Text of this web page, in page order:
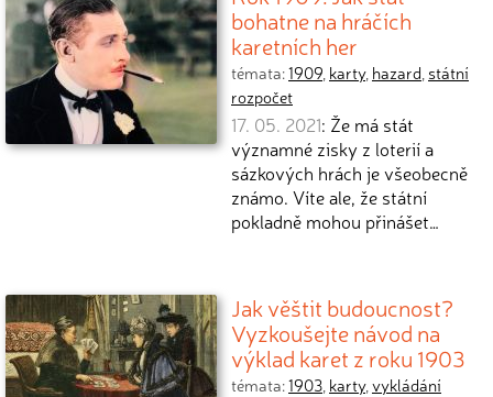
bohatne na hráčích
karetních her
témata:1909, karty, hazard, státní
rozpočet
17. 05. 2021: Že má stát
významné zisky z loterií a
sázkových hrách je všeobecně
známo. Víte ale, že státní
pokladně mohou přinášet…
Jak věštit budoucnost?
Vyzkoušejte návod na
výklad karet z roku 1903
témata:1903, karty,vykládání